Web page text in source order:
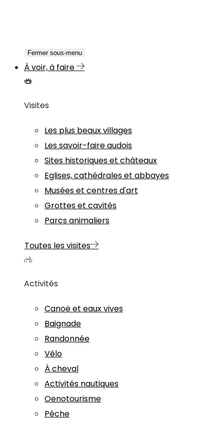
Fermer sous-menu
À voir, à faire
Visites
Les plus beaux villages
Les savoir-faire audois
Sites historiques et châteaux
Eglises, cathédrales et abbayes
Musées et centres d'art
Grottes et cavités
Parcs animaliers
Toutes les visites
Activités
Canoë et eaux vives
Baignade
Randonnée
Vélo
À cheval
Activités nautiques
Oenotourisme
Pêche